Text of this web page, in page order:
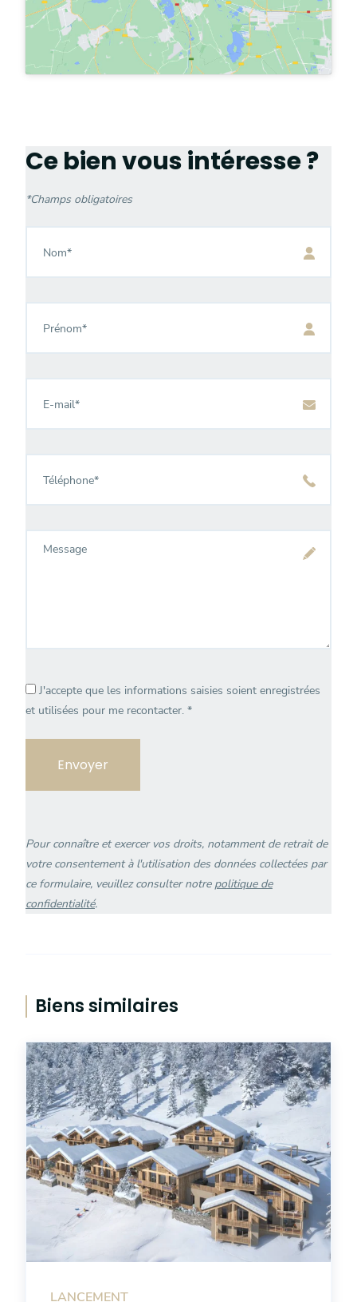
Ce bien vous intéresse ?
*Champs obligatoires
mail
*
J'accepte que les informations saisies soient enregistrées
et utilisées pour me recontacter. *
laisser
ce
vide.
Pour connaître et exercer vos droits, notamment de retrait de
votre consentement à l'utilisation des données collectées par
ce formulaire, veuillez consulter notre politique de
confidentialité.
Biens similaires
LANCEMENT